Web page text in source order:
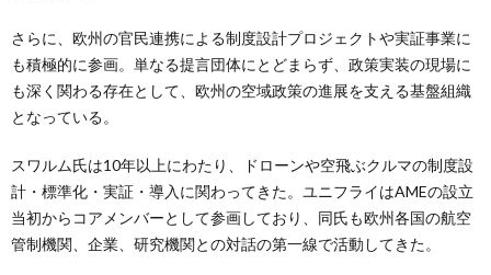
さらに、欧州の官民連携による制度設計プロジェクトや実証事業に
も積極的に参画。単なる提言団体にとどまらず、政策実装の現場に
も深く関わる存在として、欧州の空域政策の進展を支える基盤組織
となっている。
スワルム氏は10年以上にわたり、ドローンや空飛ぶクルマの制度設
計・標準化・実証・導入に関わってきた。ユニフライはAMEの設立
当初からコアメンバーとして参画しており、同氏も欧州各国の航空
管制機関、企業、研究機関との対話の第一線で活動してきた。